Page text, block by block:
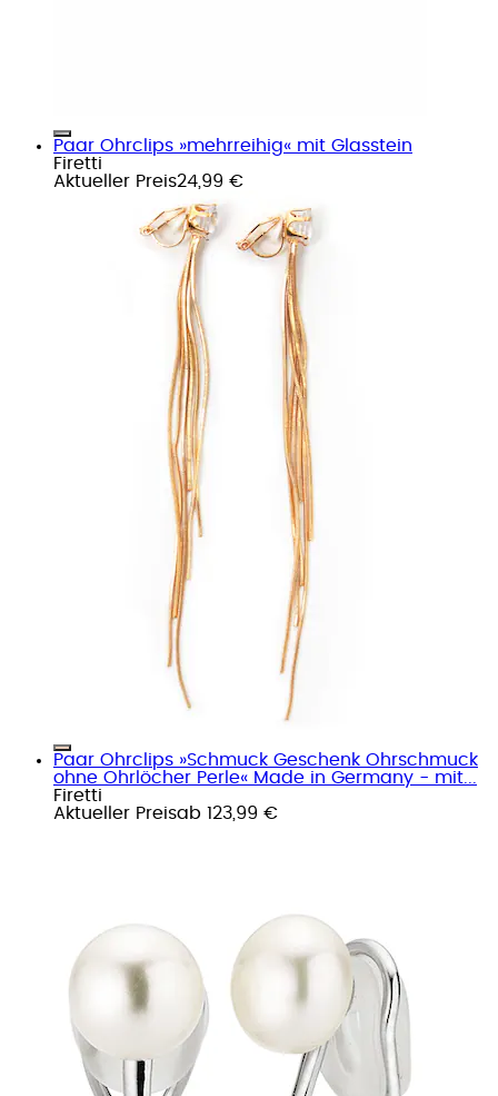
Paar Ohrclips »mehrreihig« mit Glasstein
Firetti
Aktueller Preis24,99 €
Paar Ohrclips »Schmuck Geschenk Ohrschmuck
ohne Ohrlöcher Perle« Made in Germany - mit...
Firetti
Aktueller Preisab 123,99 €